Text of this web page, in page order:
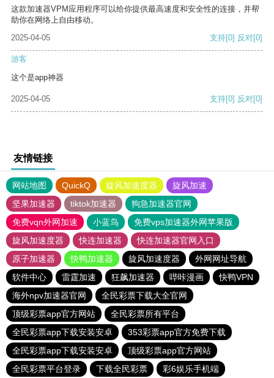
这款加速器VPM应用程序可以给你提供最高速度和安全性的连接，并帮
助你在网络上自由移动。
2025-04-05
支持[0] 反对[0]
游客
这个是app神器
2025-04-05 支持[0] 反对[0]
友情链接
网站地图 QuickQ 旋风加速度器
旋风加速
坚果加速器
tiktok加速器
狗急加速器官网
免费vqn外网加速
小蓝鸟
免费vps加速器外网苹果版
旋风加速度器
快连加速器
快连加速器官网入口
原子加速器
快鸭加速器 旋风加速度器
外网网址导航
软件中心
雷霆加速 狂飙加速器 哔咔漫画
快鸭VPN
海外npv加速器官网
全民彩票下载大全官网
顶级彩票app官方网站
全民彩票所有平台
全民彩票app下载安装安卓
353彩票app官方免费下载
全民彩票app下载安装安卓
顶级彩票app官方网站
全民彩票平台登录
下载全民彩票
彩6娱乐手机端